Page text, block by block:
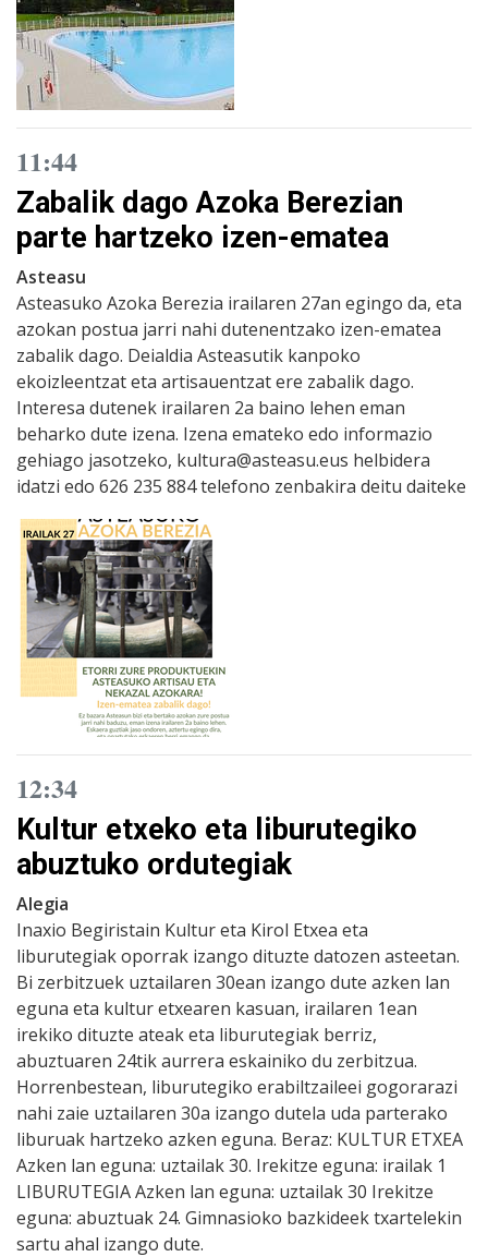
11:44
Zabalik dago Azoka Berezian
parte hartzeko izen-ematea
Asteasu
Asteasuko Azoka Berezia irailaren 27an egingo da, eta
azokan postua jarri nahi dutenentzako izen-ematea
zabalik dago. Deialdia Asteasutik kanpoko
ekoizleentzat eta artisauentzat ere zabalik dago.
Interesa dutenek irailaren 2a baino lehen eman
beharko dute izena. Izena emateko edo informazio
gehiago jasotzeko, kultura@asteasu.eus helbidera
idatzi edo 626 235 884 telefono zenbakira deitu daiteke
12:34
Kultur etxeko eta liburutegiko
abuztuko ordutegiak
Alegia
Inaxio Begiristain Kultur eta Kirol Etxea eta
liburutegiak oporrak izango dituzte datozen asteetan.
Bi zerbitzuek uztailaren 30ean izango dute azken lan
eguna eta kultur etxearen kasuan, irailaren 1ean
irekiko dituzte ateak eta liburutegiak berriz,
abuztuaren 24tik aurrera eskainiko du zerbitzua.
Horrenbestean, liburutegiko erabiltzaileei gogorarazi
nahi zaie uztailaren 30a izango dutela uda parterako
liburuak hartzeko azken eguna. Beraz: KULTUR ETXEA
Azken lan eguna: uztailak 30. Irekitze eguna: irailak 1
LIBURUTEGIA Azken lan eguna: uztailak 30 Irekitze
eguna: abuztuak 24. Gimnasioko bazkideek txartelekin
sartu ahal izango dute.